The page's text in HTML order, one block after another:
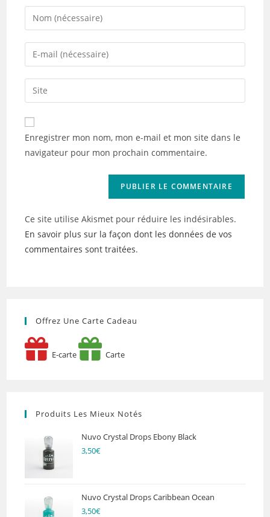
Enter
your
name
comment
Enter
your
email
address
comment
Saisir
l’URL
de
votre
(facultatif)
Enregistrer mon nom, mon e-mail et mon site dans le
navigateur pour mon prochain commentaire.
Ce site utilise Akismet pour réduire les indésirables.
En savoir plus sur la façon dont les données de vos
commentaires sont traitées.
Offrez Une Carte Cadeau
E-carte Carte
Produits Les Mieux Notés
Nuvo Crystal Drops Ebony Black
3,50€
Nuvo Crystal Drops Caribbean Ocean
3,50€